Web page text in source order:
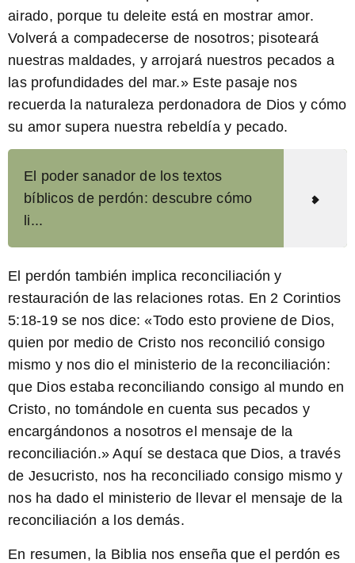
airado, porque tu deleite está en mostrar amor.
Volverá a compadecerse de nosotros; pisoteará
nuestras maldades, y arrojará nuestros pecados a
las profundidades del mar.» Este pasaje nos
recuerda la naturaleza perdonadora de Dios y cómo
su amor supera nuestra rebeldía y pecado.
El poder sanador de los textos
bíblicos de perdón: descubre cómo
li...
El perdón también implica reconciliación y
restauración de las relaciones rotas. En 2 Corintios
5:18-19 se nos dice: «Todo esto proviene de Dios,
quien por medio de Cristo nos reconcilió consigo
mismo y nos dio el ministerio de la reconciliación:
que Dios estaba reconciliando consigo al mundo en
Cristo, no tomándole en cuenta sus pecados y
encargándonos a nosotros el mensaje de la
reconciliación.» Aquí se destaca que Dios, a través
de Jesucristo, nos ha reconciliado consigo mismo y
nos ha dado el ministerio de llevar el mensaje de la
reconciliación a los demás.
En resumen, la Biblia nos enseña que el perdón es